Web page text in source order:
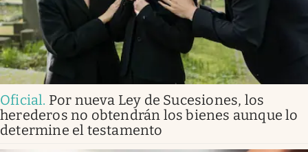
Oficial. Por nueva Ley de Sucesiones, los
herederos no obtendrán los bienes aunque lo
determine el testamento